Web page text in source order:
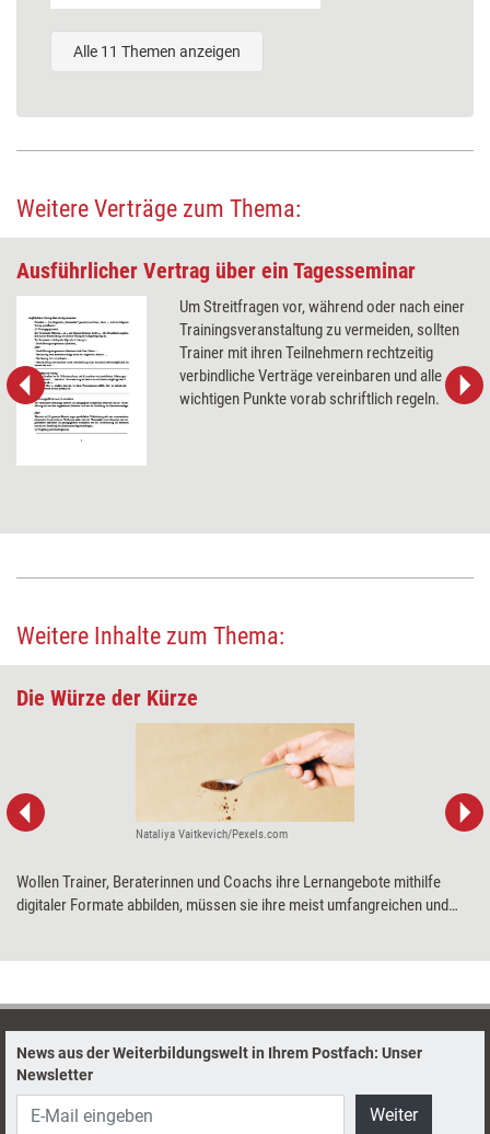
Alle 11 Themen anzeigen
Weitere Verträge zum Thema:
Ausführlicher Vertrag über ein Tagesseminar
Um Streitfragen vor, während oder nach einer
Trainingsveranstaltung zu vermeiden, sollten
Trainer mit ihren Teilnehmern rechtzeitig
verbindliche Verträge vereinbaren und alle
wichtigen Punkte vorab schriftlich regeln.
Weitere Inhalte zum Thema:
Die Würze der Kürze
Nataliya Vaitkevich/Pexels.com
Wollen Trainer, Beraterinnen und Coachs ihre Lernangebote mithilfe
digitaler Formate abbilden, müssen sie ihre meist umfangreichen und
News aus der Weiterbildungswelt in Ihrem Postfach: Unser
Newsletter
Weiter